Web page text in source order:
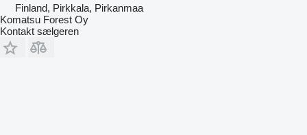
Finland, Pirkkala, Pirkanmaa
Komatsu Forest Oy
Kontakt sælgeren